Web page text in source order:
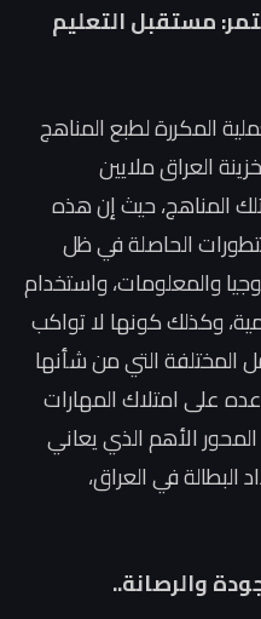
مستقبل التعليم
المكررة لطبع المناهج
العراق ملايين
المناهج، حيث إن هذه
الحاصلة في ظل
والمعلومات، واستخدام
وكذلك كونها لا تواكب
المختلفة التي من شأنها
على امتلاك المهارات
الأهم الذي يعاني
البطالة في العراق،
والرصانة..